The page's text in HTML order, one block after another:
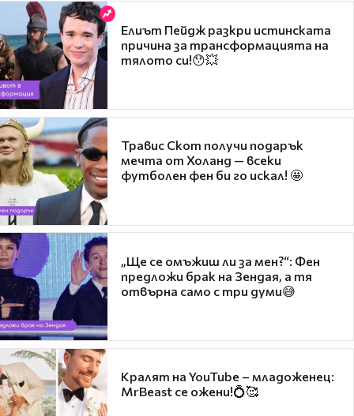
Елиът Пейдж разкри истинската
причина за трансформацията на
тялото си!😯💥
Травис Скот получи подарък
мечта от Холанд — всеки
футболен фен би го искал! 🤩
„Ще се омъжиш ли за мен?“: Фен
предложи брак на Зендая, а тя
отвърна само с три думи😅
Кралят на YouTube – младоженец:
MrBeast се ожени!💍🥰